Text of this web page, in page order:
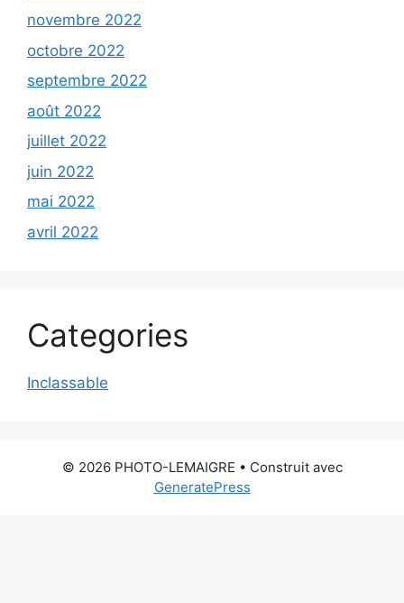
novembre 2022
octobre 2022
septembre 2022
août 2022
juillet 2022
juin 2022
mai 2022
avril 2022
Categories
Inclassable
© 2026 PHOTO-LEMAIGRE • Construit avec
GeneratePress